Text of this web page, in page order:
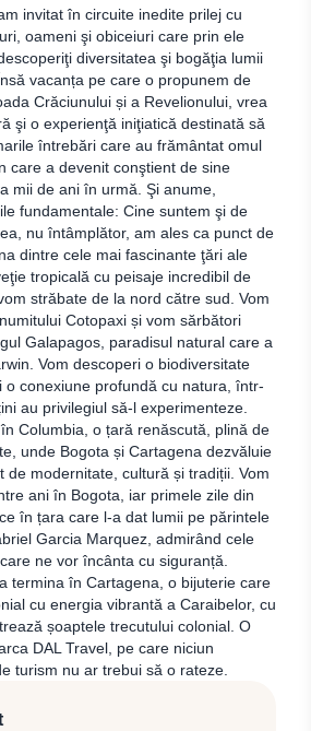
invitat în circuite inedite prilej cu
oameni şi obiceiuri care prin ele
diversitatea şi bogăţia lumii
vacanța pe care o propunem de
Crăciunului și a Revelionului, vrea
şi o experienţă iniţiatică destinată să
întrebări care au frământat omul
care a devenit conştient de sine
mii de ani în urmă. Şi anume,
fundamentale: Cine suntem şi de
nu întâmplător, am ales ca punct de
dintre cele mai fascinante ţări ale
tropicală cu peisaje incredibil de
străbate de la nord către sud. Vom
Cotopaxi și vom sărbători
Galapagos, paradisul natural care a
Vom descoperi o biodiversitate
o conexiune profundă cu natura, într-
au privilegiul să-l experimenteze.
Columbia, o țară renăscută, plină de
unde Bogota și Cartagena dezvăluie
de modernitate, cultură și tradiții. Vom
ani în Bogota, iar primele zile din
în țara care l-a dat lumii pe părintele
Garcia Marquez, admirând cele
ne vor încânta cu siguranță.
termina în Cartagena, o bijuterie care
cu energia vibrantă a Caraibelor, cu
șoaptele trecutului colonial. O
DAL Travel, pe care niciun
turism nu ar trebui să o rateze.